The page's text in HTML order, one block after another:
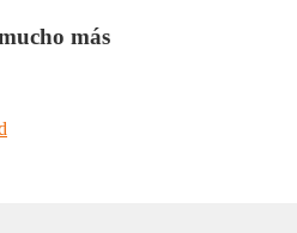
más